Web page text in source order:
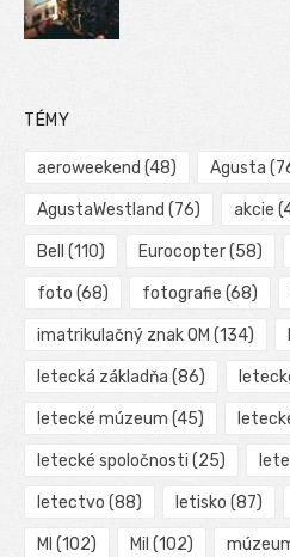
TÉMY
aeroweekend (48) Agusta
AgustaWestland (76) akcie
Bell (110) Eurocopter(58)
foto (68) fotografie (68)
imatrikulačný znak OM (134)
letecká základňa (86)
letecké múzeum (45)
letecké spoločnosti (25)
letectvo (88) letisko (87)
MI (102) Mil (102)